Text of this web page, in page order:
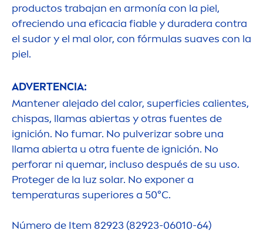
productos trabajan en armonía con la piel,
ofreciendo una eficacia fiable y duradera contra
el sudor y el mal olor, con fórmulas suaves con la
piel.
ADVERTENCIA:
Mantener alejado del calor, superficies calientes,
chispas, llamas abiertas y otras fuentes de
ignición. No fumar. No pulverizar sobre una
llama abierta u otra fuente de ignición. No
perforar ni quemar, incluso después de su uso.
Proteger de la luz solar. No exponer a
temperaturas superiores a 50°C.
Número de Item 82923 (82923-06010-64)